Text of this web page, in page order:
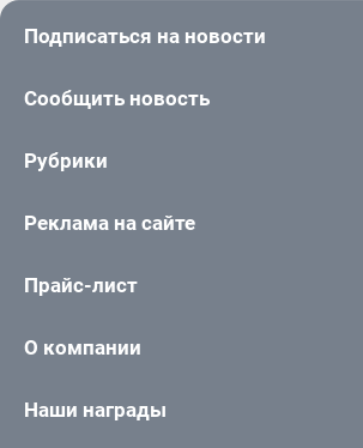
Подписаться на новости
Сообщить новость
Рубрики
Реклама на сайте
Прайс-лист
О компании
Наши награды